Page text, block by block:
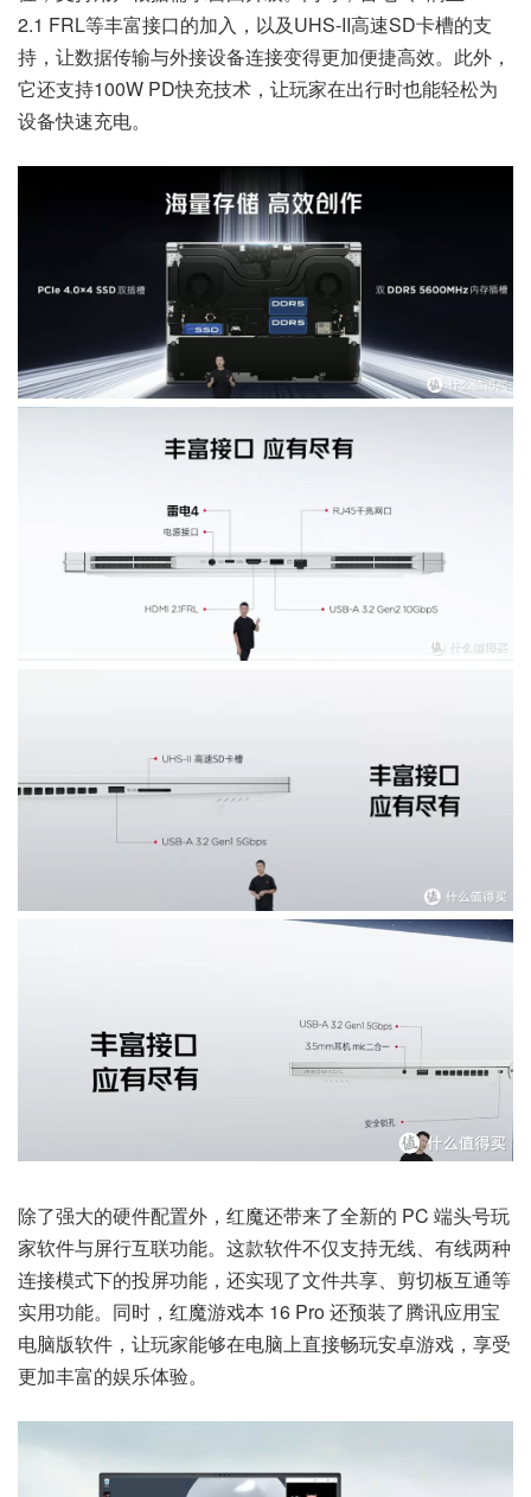
2.1 FRL等丰富接口的加入，以及UHS-II高速SD卡槽的支
持，让数据传输与外接设备连接变得更加便捷高效。此外，
它还支持100W PD快充技术，让玩家在出行时也能轻松为
设备快速充电。
除了强大的硬件配置外，红魔还带来了全新的 PC 端头号玩
家软件与屏行互联功能。这款软件不仅支持无线、有线两种
连接模式下的投屏功能，还实现了文件共享、剪切板互通等
实用功能。同时，红魔游戏本 16 Pro 还预装了腾讯应用宝
电脑版软件，让玩家能够在电脑上直接畅玩安卓游戏，享受
更加丰富的娱乐体验。